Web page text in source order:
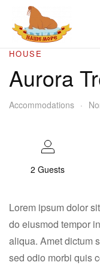
HOUSE
Aurora
Accommodations
2 Guests
Lorem ipsum dolor
do eiusmod tempor
aliqua. Amet dictum
sed odio morbi quis